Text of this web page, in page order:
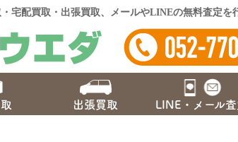
宅配買取・出張買取、メールやLINEの無料査定を
出張買取 LINE・ メール